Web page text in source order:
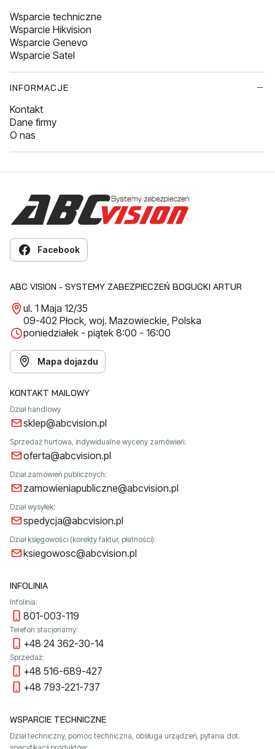
Wsparcie techniczne
Wsparcie Hikvision
Wsparcie Genevo
Wsparcie Satel
INFORMACJE
Kontakt
Dane firmy
O nas
Facebook
ABC VISION - SYSTEMY ZABEZPIECZEŃ BOGUCKI ARTUR
ul. 1 Maja 12/35
09-402 Płock, woj. Mazowieckie, Polska
poniedziałek - piątek 8:00 - 16:00
Mapa dojazdu
KONTAKT MAILOWY
Dział handlowy
sklep@abcvision.pl
Sprzedaż hurtowa, indywidualne wyceny zamówień:
oferta@abcvision.pl
Dział zamówień publicznych:
zamowieniapubliczne@abcvision.pl
Dział wysyłek:
spedycja@abcvision.pl
Dział księgowości (korekty faktur, płatności):
ksiegowosc@abcvision.pl
INFOLINIA
Infolinia:
801-003-119
Telefon stacjonarny:
+48 24 362-30-14
Sprzedaż:
+48 516-689-427
+48 793-221-737
WSPARCIE TECHNICZNE
Dział techniczny, pomoc techniczna, obsługa urządzeń, pytania dot.